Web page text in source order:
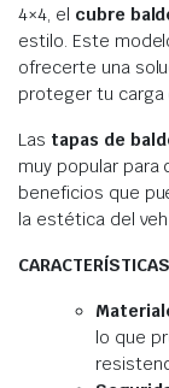
4×4, el cubre
estilo. Este
ofrecerte una
proteger tu carga
Las tapas de
muy popular para
beneficios que
la estética del
lo que